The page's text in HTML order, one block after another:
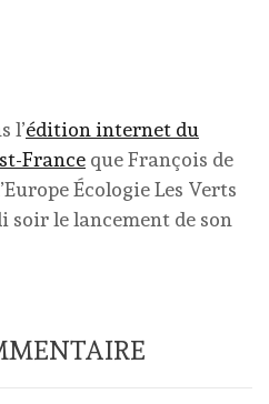
l’édition internet du
France que François de
Écologie Les Verts
soir le lancement de son